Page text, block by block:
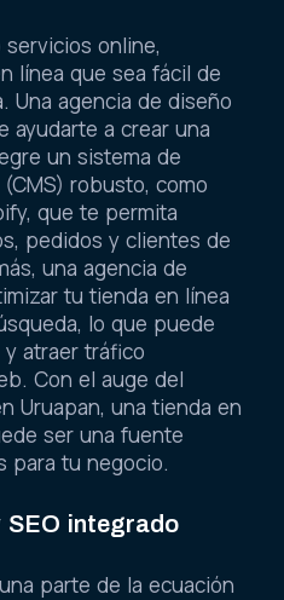
online,
línea que sea fácil de
Una agencia de diseño
ayudarte a crear una
un sistema de
robusto, como
que te permita
pedidos y clientes de
una agencia de
tu tienda en línea
lo que puede
atraer tráfico
Con el auge del
Uruapan, una tienda en
ser una fuente
para tu negocio.
integrado
parte de la ecuación